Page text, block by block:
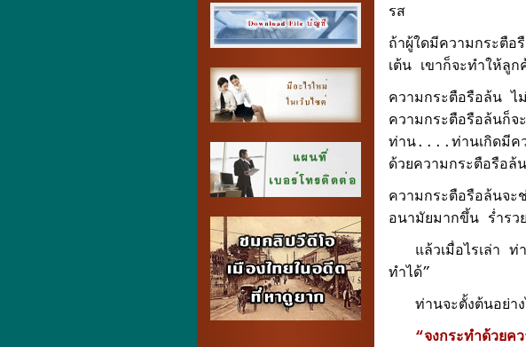
รส
ถ้าผู้ใดมีความกระตือ
เต้น เขาก็จะทำให้ลู
ความกระตือรือล้น ไ
ความกระตือรือล้นก็จ
ท่าน....ท่านเกิดมีค
ด้วยความกระตือรือ
ความกระตือรือล้นจะ
อนามัยมากขึ้น ร่ำร
แล้วเมื่อไรเล่า ท่า
ทำได้”
ท่านจะตั้งต้นอย่าง
“จงกระทำด้วยคว